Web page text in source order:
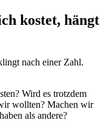
kostet, hängt
nach einer Zahl.
Wird es trotzdem
wollten? Machen wir
als andere?